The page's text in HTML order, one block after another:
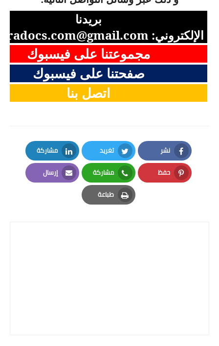
بريدنا
الإلكتروني:
مجموعتنا على فيسبوك
صفحتنا على فيسبوك
اتصل بنا
نشر
Facebook
تغريد
Twitter
مشاركة
LinkedIn
حفظ
Pinterest
مشاركة
Whatsapp
إرسال
Email
طباعة
Print